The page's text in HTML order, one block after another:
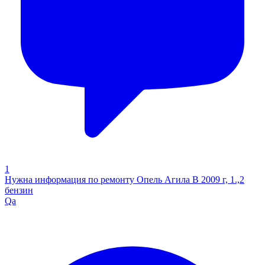
1
Нужна информация по ремонту Опель Агила В 2009 г, 1.,2
бензин
Qa